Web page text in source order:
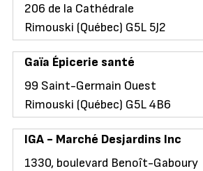
206 de la Cathédrale
Rimouski (Québec) G5L 5J2
Gaïa Épicerie santé
99 Saint-Germain Ouest
Rimouski (Québec) G5L 4B6
IGA - Marché Desjardins Inc
1330, boulevard Benoît-Gaboury